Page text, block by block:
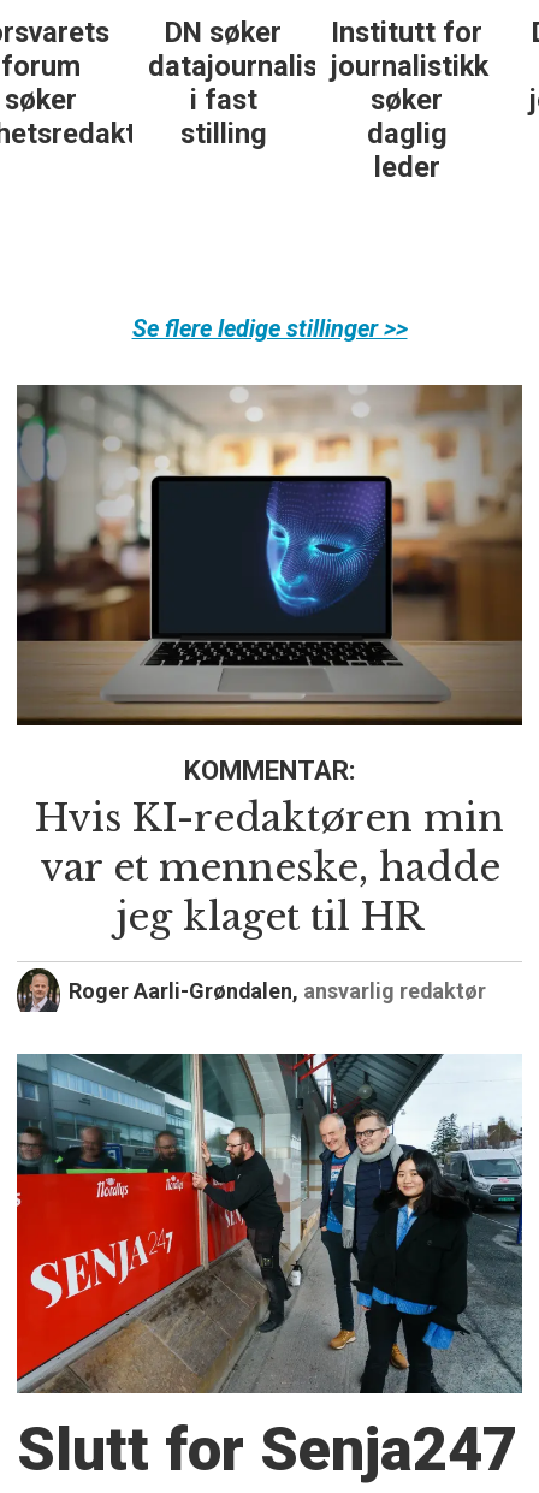
DN søker
datajournalist
i fast
stilling
Institutt for
journalistikk
søker
daglig
DN søker
some-
journalist
Se flere ledige stillinger >>
KOMMENTAR:
Hvis KI-redaktøren min
var et menneske, hadde
jeg klaget til HR
Roger Aarli-Grøndalen, ansvarlig redaktør
Slutt for Senja247